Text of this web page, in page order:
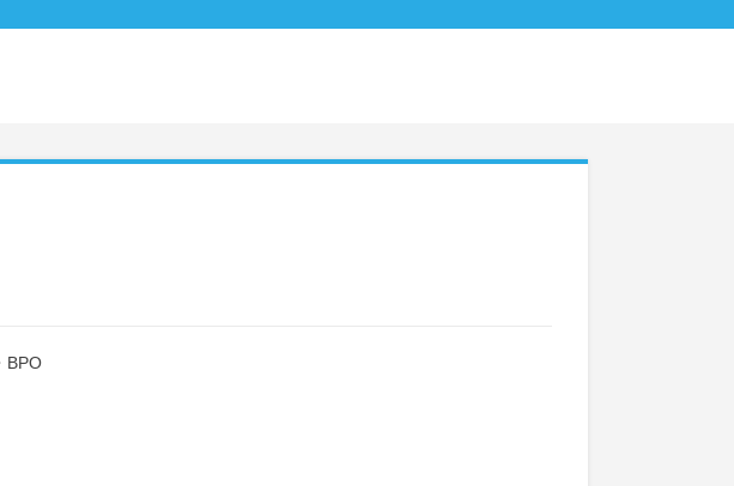
BPO